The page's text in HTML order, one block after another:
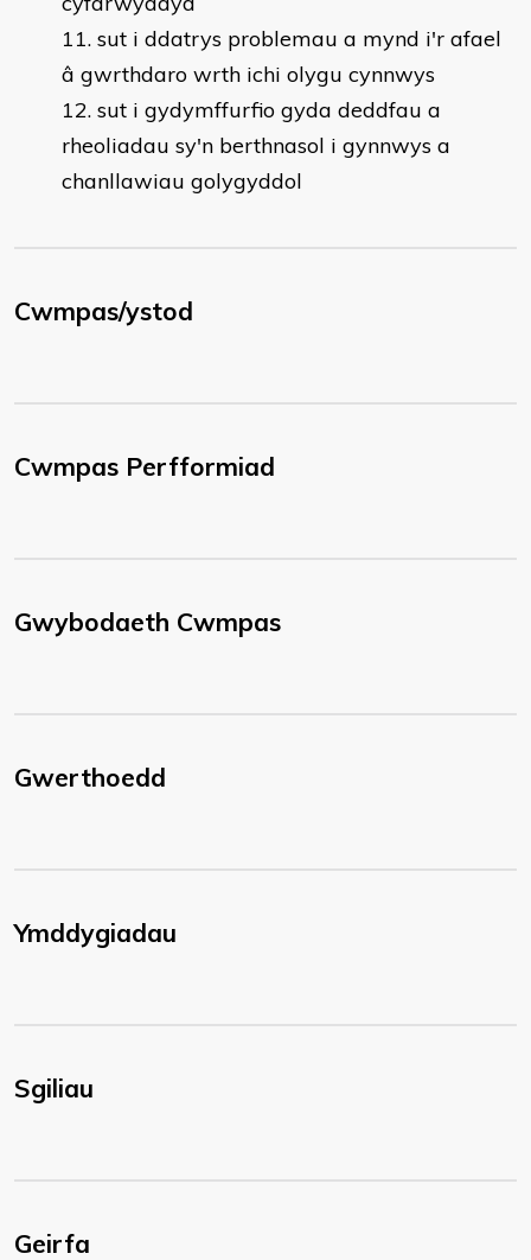
sut i ddatrys problemau a mynd i'r afael
â gwrthdaro wrth ichi olygu cynnwys
sut i gydymffurfio gyda deddfau a
rheoliadau sy'n berthnasol i gynnwys a
chanllawiau golygyddol
Cwmpas/ystod
Cwmpas Perfformiad
Gwybodaeth Cwmpas
Gwerthoedd
Ymddygiadau
Sgiliau
Geirfa